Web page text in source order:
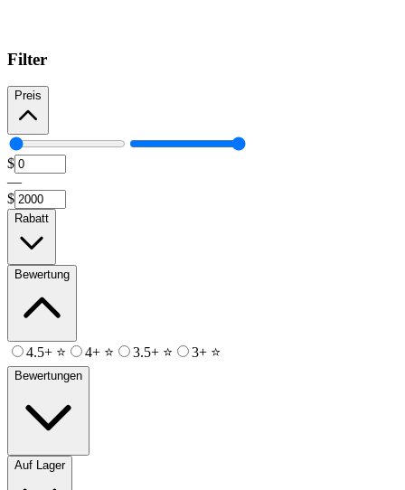
Filter
Preis
$
—
$
Rabatt
Bewertung
4.5+ ⭐ 4+ ⭐ 3.5+ ⭐ 3+ ⭐
Bewertungen
Auf Lager